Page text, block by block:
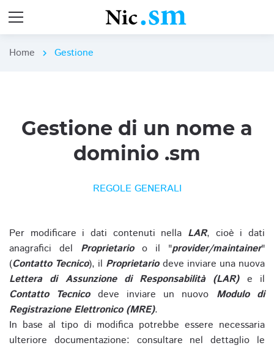
Home chevron_right Gestione
Gestione di un nome a
dominio .sm
REGOLE GENERALI
Per modificare i dati contenuti nella LAR, cioè i dati
anagrafici del Proprietarioo il "provider/maintainer"
(Contatto Tecnico), il Proprietariodeve inviare una nuova
Lettera di Assunzione di Responsabilità (LAR)e il
Contatto Tecnicodeve inviare un nuovo Modulo di
Registrazione Elettronico (MRE).
In base al tipo di modifica potrebbe essere necessaria
ulteriore documentazione: consultare nel dettaglio le